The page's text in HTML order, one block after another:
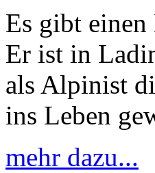
Es gibt
Er ist in
als Alpinist
ins Leben
mehr dazu...